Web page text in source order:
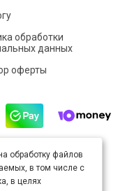
обработки
данных
оферты
полицензии Creative
4.0
обработку файлов
в том числе с
в целях